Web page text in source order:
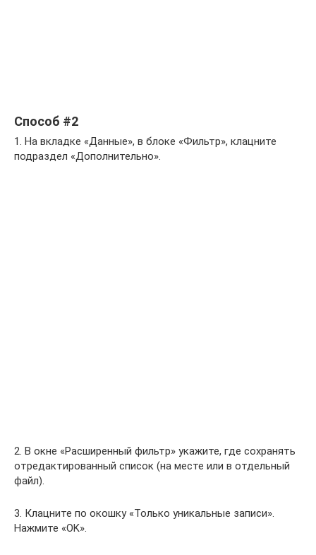
Способ #2
1. На вкладке «Данные», в блоке «Фильтр», клацните
подраздел «Дополнительно».
2. В окне «Расширенный фильтр» укажите, где сохранять
отредактированный список (на месте или в отдельный
файл).
3. Клацните по окошку «Только уникальные записи».
Нажмите «OK».